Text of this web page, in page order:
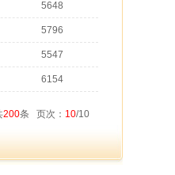
5648
5796
5547
6154
200条 页次： 10/10